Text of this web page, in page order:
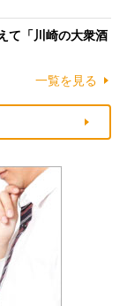
て「川崎の大衆酒
一覧を見る